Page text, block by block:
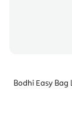
Bodhi Easy